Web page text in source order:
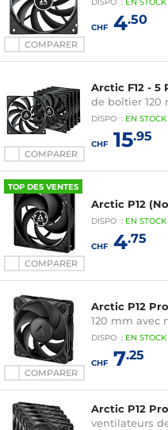
COMPARER
EN STOCK
CHF4.50
COMPARER
Arctic F12 - 5
de boîtier 120
DISPO : EN STOCK
CHF15.95
TOP DES VENTES
COMPARER
Arctic P12
DISPO : EN STOCK
CHF4.75
COMPARER
Arctic P12
120 mm avec
DISPO : EN STOCK
CHF7.25
Arctic P12
ventilateurs